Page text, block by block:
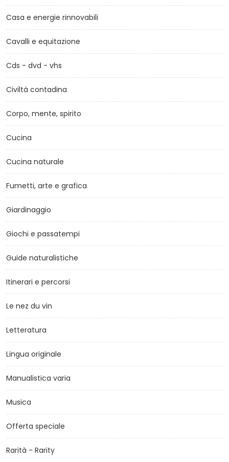
Casa e energie rinnovabili
Cavalli e equitazione
Cds - dvd - vhs
Civiltà contadina
Corpo, mente, spirito
Cucina
Cucina naturale
Fumetti, arte e grafica
Giardinaggio
Giochi e passatempi
Guide naturalistiche
Itinerari e percorsi
Le nez du vin
Letteratura
Lingua originale
Manualistica varia
Musica
Offerta speciale
Rarità - Rarity